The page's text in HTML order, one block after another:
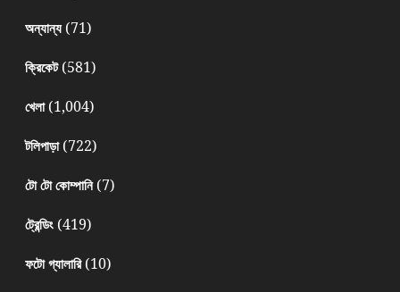
অন্যান্য(71)
ক্রিকেট(581)
খেলা(1,004)
টলিপাড়া(722)
টো টো কোম্পানি(7)
ট্রেন্ডিং(419)
ফটো গ্যালারি(10)